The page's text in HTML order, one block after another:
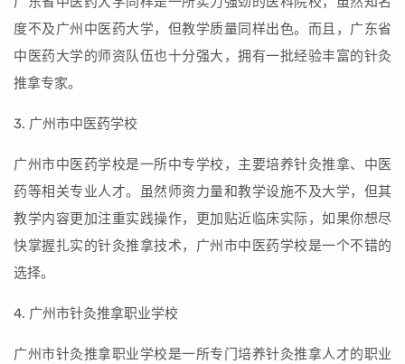
度不及广州中医药大学，但教学质量同样出色。而且，广东省
中医药大学的师资队伍也十分强大，拥有一批经验丰富的针灸
推拿专家。
3. 广州市中医药学校
广州市中医药学校是一所中专学校，主要培养针灸推拿、中医
药等相关专业人才。虽然师资力量和教学设施不及大学，但其
教学内容更加注重实践操作，更加贴近临床实际，如果你想尽
快掌握扎实的针灸推拿技术，广州市中医药学校是一个不错的
选择。
4. 广州市针灸推拿职业学校
广州市针灸推拿职业学校是一所专门培养针灸推拿人才的职业